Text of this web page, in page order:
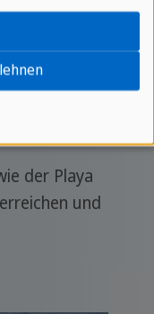
Emilio Bacardí,
Musik in der
eine
der Playa
und